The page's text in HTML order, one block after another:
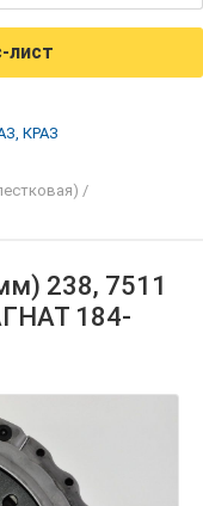
лист
КРАЗ
/
238, 7511
184-